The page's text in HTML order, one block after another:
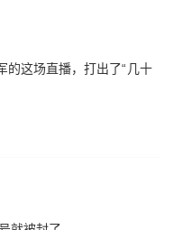
的这场直播，打出了“几十